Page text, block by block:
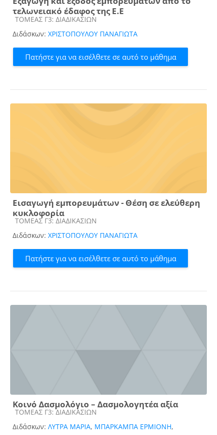
τελωνειακό έδαφος της Ε.Ε
Κατηγορία μαθήματος
ΤΟΜΕΑΣ Γ3: ΔΙΑΔΙΚΑΣΙΩΝ
Διδάσκων: ΧΡΙΣΤΟΠΟΥΛΟΥ ΠΑΝΑΓΙΩΤΑ
Πατήστε για να εισέλθετε σε αυτό το μάθημα
Εισαγωγή εμπορευμάτων - Θέση σε ελεύθερη
κυκλοφορία
Κατηγορία μαθήματος
ΤΟΜΕΑΣ Γ3: ΔΙΑΔΙΚΑΣΙΩΝ
Διδάσκων: ΧΡΙΣΤΟΠΟΥΛΟΥ ΠΑΝΑΓΙΩΤΑ
Πατήστε για να εισέλθετε σε αυτό το μάθημα
Κοινό Δασμολόγιο – Δασμολογητέα αξία
Κατηγορία μαθήματος
ΤΟΜΕΑΣ Γ3: ΔΙΑΔΙΚΑΣΙΩΝ
Διδάσκων: ΛΥΤΡΑ ΜΑΡΙΑ, ΜΠΑΡΚΑΜΠΑ ΕΡΜΙΟΝΗ,